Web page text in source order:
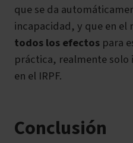
que se da
incapacidad, y que en
todos los efectos para
práctica, realmente
en el IRPF.
Conclusión